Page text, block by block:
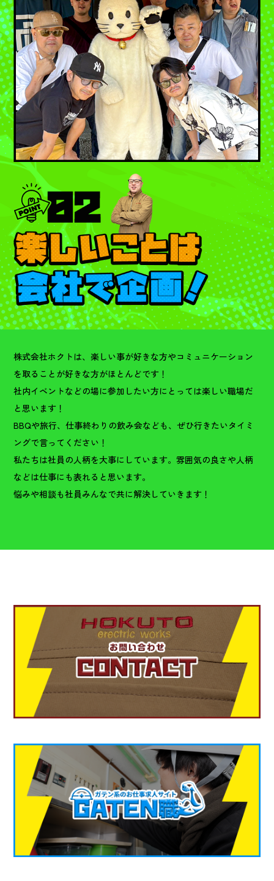
株式会社ホクトは、楽しい事が好きな方やコミュニケーション
を取ることが好きな方がほとんどです！
社内イベントなどの場に参加したい方にとっては楽しい職場だ
と思います！
BBQや旅行、仕事終わりの飲み会なども、ぜひ行きたいタイミ
ングで言ってください！
私たちは社員の人柄を大事にしています。雰囲気の良さや人柄
などは仕事にも表れると思います。
悩みや相談も社員みんなで共に解決していきます！